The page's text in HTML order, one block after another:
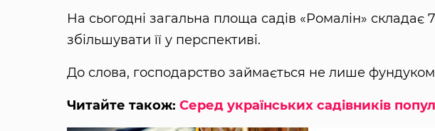
На сьогодні загальна площа садів «Ромалін» складає
збільшувати її у перспективі.
До слова, господарство займається не лише
Читайте також: Серед українських садівників